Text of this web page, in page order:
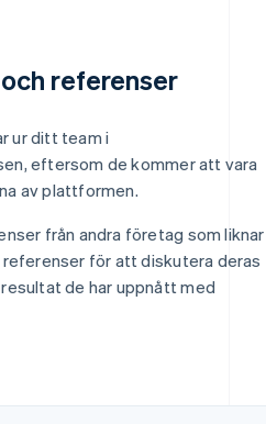
referenser
ur ditt team i
eftersom de kommer att vara
av plattformen.
från andra företag som liknar
för att diskutera deras
de har uppnått med